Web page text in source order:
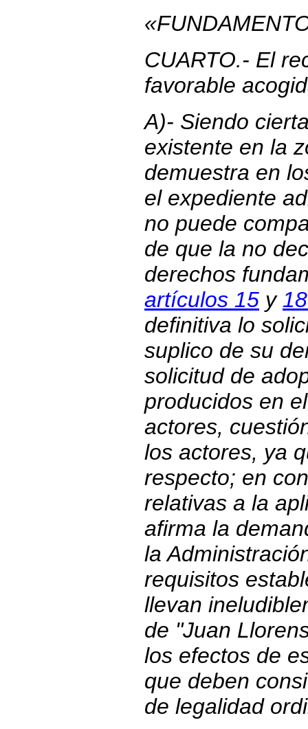
CUARTO.- El
favorable
A)- Siendo
existente en la
demuestra en
el expediente
no puede
de que la no
derechos
artículos 15 y
definitiva lo
suplico de su
solicitud de
producidos en
actores,
los actores, ya
respecto; en
relativas a la
afirma la
la
requisitos
llevan
de "Juan
los efectos de
que deben
de legalidad